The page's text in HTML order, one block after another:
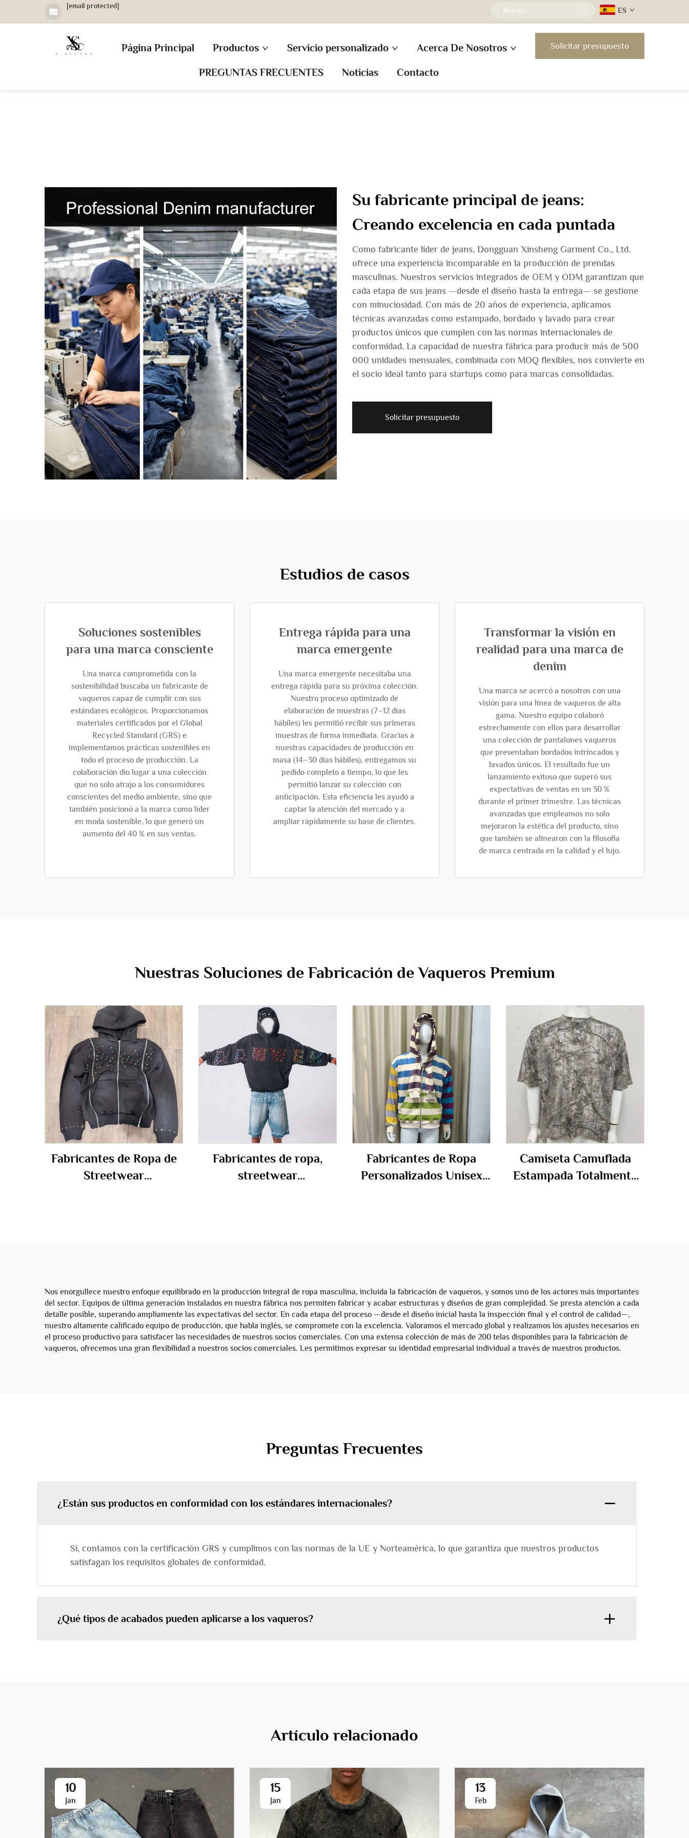
[email protected] ES
Página Principal Productos Servicio personalizado Acerca De Nosotros
PREGUNTAS FRECUENTES Noticias Contacto
Solicitar presupuesto
Su fabricante principal de jeans:
Creando excelencia en cada puntada
Como fabricante líder de jeans, Dongguan Xinsheng Garment Co., Ltd.
ofrece una experiencia incomparable en la producción de prendas
masculinas. Nuestros servicios integrados de OEM y ODM garantizan que
cada etapa de sus jeans —desde el diseño hasta la entrega— se gestione
con minuciosidad. Con más de 20 años de experiencia, aplicamos
técnicas avanzadas como estampado, bordado y lavado para crear
productos únicos que cumplen con las normas internacionales de
conformidad. La capacidad de nuestra fábrica para producir más de 500
000 unidades mensuales, combinada con MOQ flexibles, nos convierte en
el socio ideal tanto para startups como para marcas consolidadas.
Solicitar presupuesto
Estudios de casos
Soluciones sostenibles
para una marca consciente
Una marca comprometida con la
sostenibilidad buscaba un fabricante de
vaqueros capaz de cumplir con sus
estándares ecológicos. Proporcionamos
materiales certificados por el Global
Recycled Standard (GRS) e
implementamos prácticas sostenibles en
todo el proceso de producción. La
colaboración dio lugar a una colección
que no solo atrajo a los consumidores
conscientes del medio ambiente, sino que
también posicionó a la marca como líder
en moda sostenible, lo que generó un
aumento del 40 % en sus ventas.
Entrega rápida para una
marca emergente
Una marca emergente necesitaba una
entrega rápida para su próxima colección.
Nuestro proceso optimizado de
elaboración de muestras (7–12 días
hábiles) les permitió recibir sus primeras
muestras de forma inmediata. Gracias a
nuestras capacidades de producción en
masa (14–30 días hábiles), entregamos su
pedido completo a tiempo, lo que les
permitió lanzar su colección con
anticipación. Esta eficiencia les ayudó a
captar la atención del mercado y a
ampliar rápidamente su base de clientes.
Transformar la visión en
realidad para una marca de
denim
Una marca se acercó a nosotros con una
visión para una línea de vaqueros de alta
gama. Nuestro equipo colaboró
estrechamente con ellos para desarrollar
una colección de pantalones vaqueros
que presentaban bordados intrincados y
lavados únicos. El resultado fue un
lanzamiento exitoso que superó sus
expectativas de ventas en un 30 %
durante el primer trimestre. Las técnicas
avanzadas que empleamos no solo
mejoraron la estética del producto, sino
que también se alinearon con la filosofía
de marca centrada en la calidad y el lujo.
Nuestras Soluciones de Fabricación de Vaqueros Premium
Fabricantes de Ropa de
Streetwear
con Cremallera y
Capucha
Fabricantes de ropa,
streetwear
Fabricantes de Ropa
Personalizados Unisex
Camiseta Camuflada
Estampada Totalmente
Nos enorgullece nuestro enfoque equilibrado en la producción integral de ropa masculina, incluida la fabricación de vaqueros, y somos uno de los actores más importantes
del sector. Equipos de última generación instalados en nuestra fábrica nos permiten fabricar y acabar estructuras y diseños de gran complejidad. Se presta atención a cada
detalle posible, superando ampliamente las expectativas del sector. En cada etapa del proceso —desde el diseño inicial hasta la inspección final y el control de calidad—,
nuestro altamente calificado equipo de producción, que habla inglés, se compromete con la excelencia. Valoramos el mercado global y realizamos los ajustes necesarios en
el proceso productivo para satisfacer las necesidades de nuestros socios comerciales. Con una extensa colección de más de 200 telas disponibles para la fabricación de
vaqueros, ofrecemos una gran flexibilidad a nuestros socios comerciales. Les permitimos expresar su identidad empresarial individual a través de nuestros productos.
Preguntas Frecuentes
¿Están sus productos en conformidad con los estándares internacionales?
Sí, contamos con la certificación GRS y cumplimos con las normas de la UE y Norteamérica, lo que garantiza que nuestros productos
satisfagan los requisitos globales de conformidad.
¿Qué tipos de acabados pueden aplicarse a los vaqueros?
Artículo relacionado
10
Jan
15
Jan
13
Feb